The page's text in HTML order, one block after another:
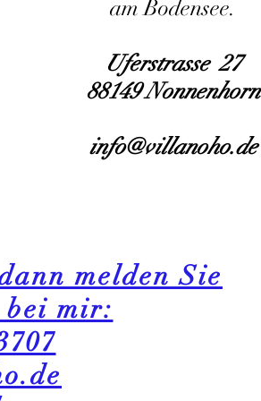
am Bodensee.
Uferstrasse 27
88149 Nonnenhorn
info@villanoho.de
melden Sie
mir: